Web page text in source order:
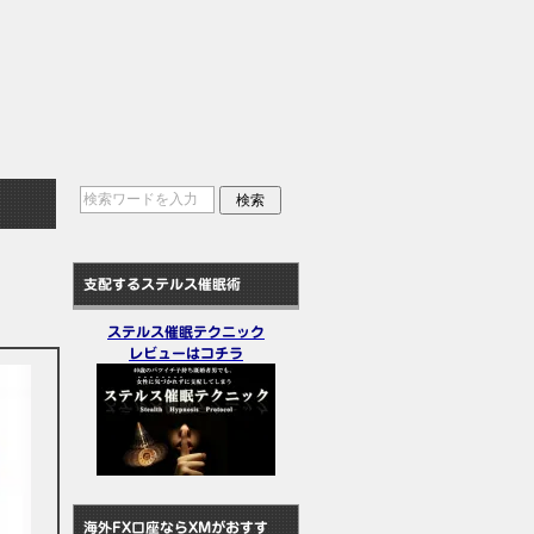
支配するステルス催眠術
ステルス催眠テクニック
レビューはコチラ
海外FX口座ならXMがおすす